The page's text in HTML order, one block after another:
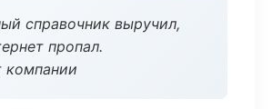
справочник выручил,
пропал.
компании